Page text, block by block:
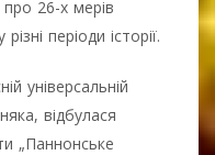
про 26-х мерів
періоди історії.
універсальній
відбулася
„Паннонське